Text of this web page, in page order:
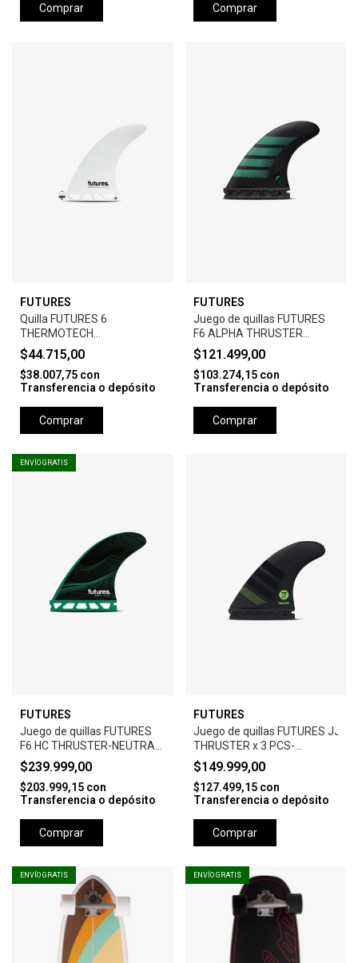
Comprar Comprar
FUTURES
Quilla FUTURES 6
THERMOTECH
PERFORMANCE - WHITE
$44.715,00
$38.007,75 con
Transferencia o depósito
Comprar
FUTURES
Juego de quillas FUTURES
F6 ALPHA THRUSTER
MEDIUM - CARBON TEAL
$121.499,00
$103.274,15 con
Transferencia o depósito
Comprar
ENVÍO GRATIS
FUTURES
Juego de quillas FUTURES
F6 HC THRUSTER-NEUTRAL-
MEDIUM - GREEN
$239.999,00
$203.999,15 con
Transferencia o depósito
Comprar
FUTURES
Juego de quillas FUTURES JJF
THRUSTER x 3 PCS-
MEDIUM-BALANCED-
CARBON-GREEN
$149.999,00
$127.499,15 con
Transferencia o depósito
Comprar
ENVÍO GRATIS ENVÍO GRATIS